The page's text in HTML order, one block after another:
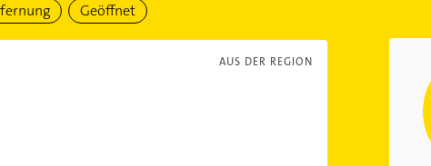
Geöffnet
AUS DER REGION